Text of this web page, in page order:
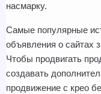
насмарку.
Самые популярные
объявления о сайтах
Чтобы продвигать
создавать
продвижение с крео